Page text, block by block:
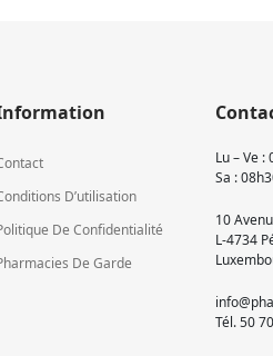
D’utilisation
De Confidentialité
De Garde
Lu – Ve
Sa :
10
L-4734
Tél.50